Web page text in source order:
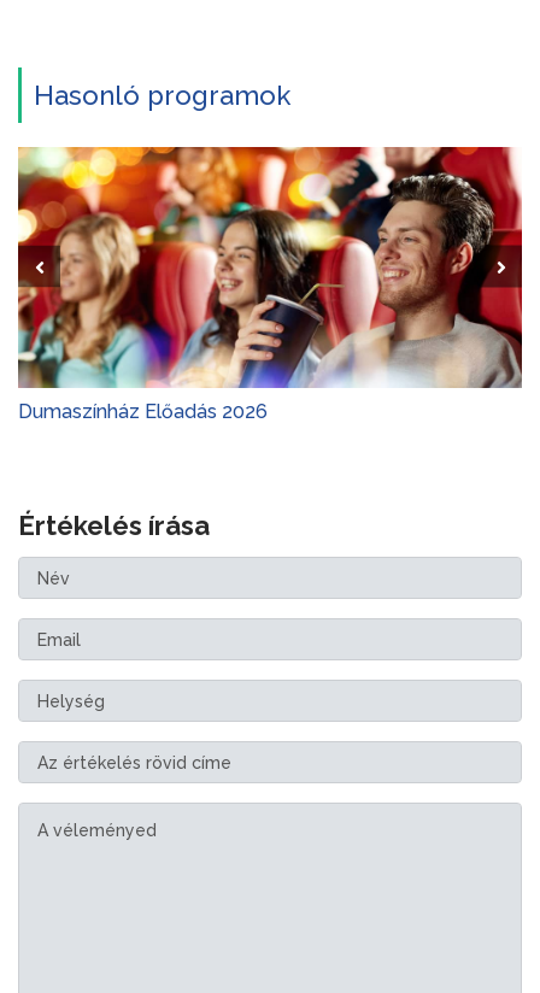
Hasonló programok
Dumaszínház Előadás 2026
Értékelés írása